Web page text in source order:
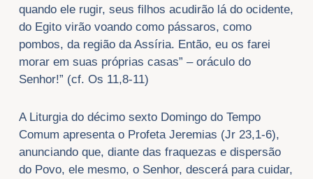
quando ele rugir, seus filhos acudirão lá do ocidente,
do Egito virão voando como pássaros, como
pombos, da região da Assíria. Então, eu os farei
morar em suas próprias casas” – oráculo do
Senhor!” (cf. Os 11,8-11)
A Liturgia do décimo sexto Domingo do Tempo
Comum apresenta o Profeta Jeremias (Jr 23,1-6),
anunciando que, diante das fraquezas e dispersão
do Povo, ele mesmo, o Senhor, descerá para cuidar,